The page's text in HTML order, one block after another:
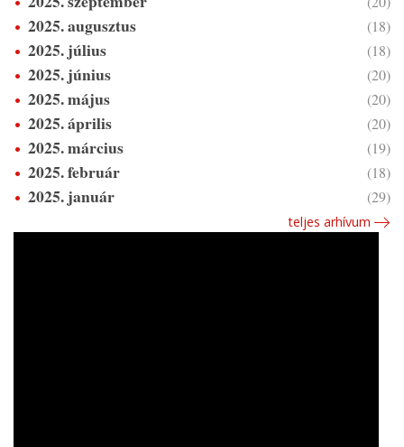
2025. augusztus (18)
2025. július (18)
2025. június (20)
2025. május (20)
2025. április (20)
2025. március (19)
2025. február (18)
2025. január (29)
teljes arhívum